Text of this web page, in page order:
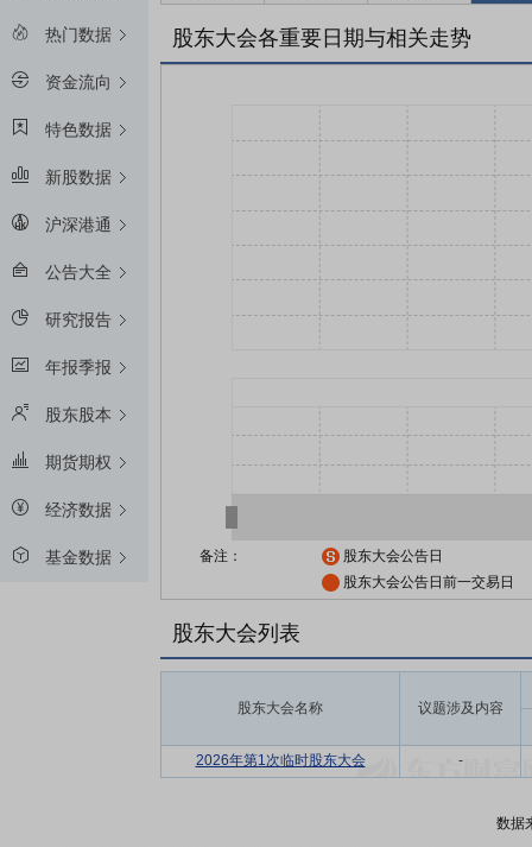
热门数据
资金流向
特色数据
新股数据
沪深港通
公告大全
研究报告
年报季报
股东股本
期货期权
经济数据
基金数据
股东大会各重要日期与相关走势
备注：
股东大会公告日
股东大会公告日前一交易日
股东大会列表
股东大会名称 议题涉及内容
2026年第1次临时股东大会 -
数据